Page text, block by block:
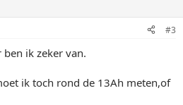
#3
ik zeker van.
ik toch rond de 13Ah meten,of